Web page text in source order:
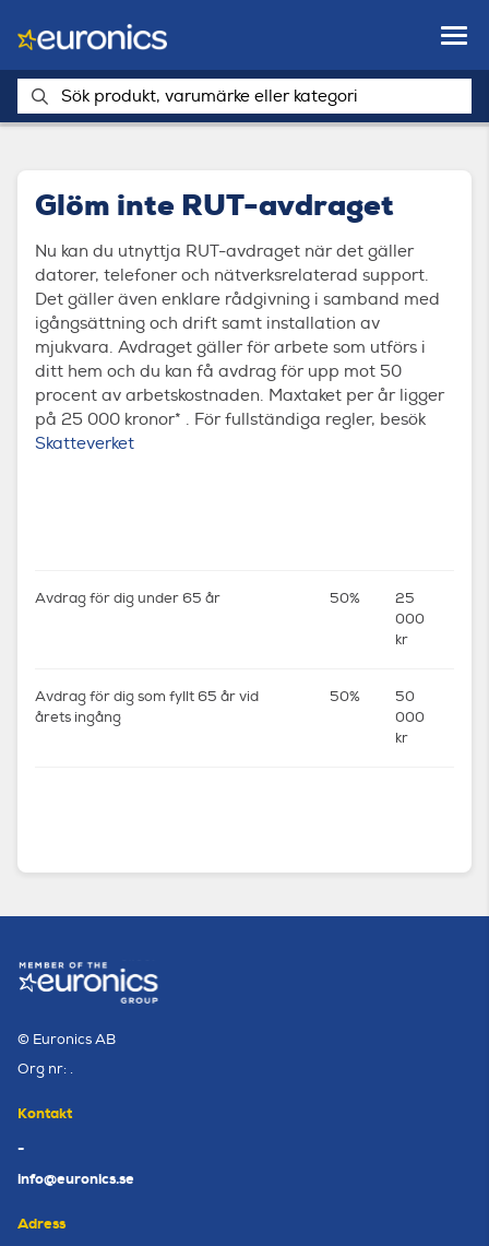
Butiker RUT-avdrag
Glöm inte RUT-avdraget
Nu kan du utnyttja RUT-avdraget när det gäller
datorer, telefoner och nätverksrelaterad support.
Det gäller även enklare rådgivning i samband med
igångsättning och drift samt installation av
mjukvara. Avdraget gäller för arbete som utförs i
ditt hem och du kan få avdrag för upp mot 50
procent av arbetskostnaden. Maxtaket per år ligger
på 25 000 kronor* . För fullständiga regler, besök
Skatteverket
Avdrag för dig under 65 år 50%
25
000
kr
Avdrag för dig som fyllt 65 år vid
årets ingång
50%
50
000
kr
© Euronics AB
Org nr: .
Kontakt
-
info@euronics.se
Adress